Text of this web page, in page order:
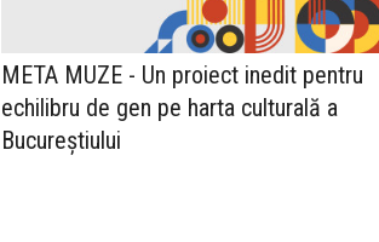
META MUZE - Un proiect inedit pentru
echilibru de gen pe harta culturală a
Bucureștiului